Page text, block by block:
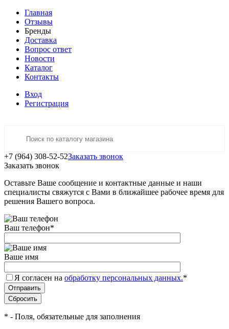
Главная
Отзывы
Бренды
Доставка
Вопрос ответ
Новости
Каталог
Контакты
Вход
Регистрация
+7 (964) 308-52-52Заказать звонок
Заказать звонок
Оставьте Ваше сообщение и контактные данные и наши
специалисты свяжутся с Вами в ближайшее рабочее время для
решения Вашего вопроса.
Ваш телефон*
Ваше имя
Я согласен на обработку персональных данных.*
* - Поля, обязательные для заполнения